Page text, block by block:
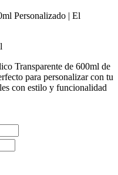
Transparente de 600ml de
para personalizar con tu
con estilo y funcionalidad